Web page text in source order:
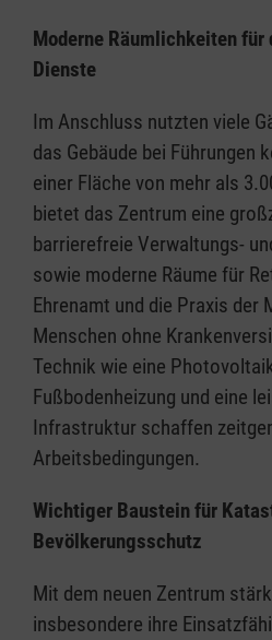
Moderne Räumlichkeiten
Dienste
Im Anschluss nutzten viele
das Gebäude bei Führungen
einer Fläche von mehr als
bietet das Zentrum eine
barrierefreie Verwaltungs-
sowie moderne Räume für
Ehrenamt und die Praxis der
Menschen ohne
Technik wie eine
Fußbodenheizung und eine
Infrastruktur schaffen
Arbeitsbedingungen.
Wichtiger Baustein für
Bevölkerungsschutz
Mit dem neuen Zentrum
insbesondere ihre